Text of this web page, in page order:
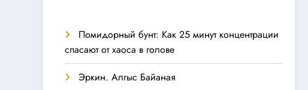
Помидорный бунт: Как 25 минут концентрации
спасают от хаоса в голове
Эркин. Алгыс Байаная